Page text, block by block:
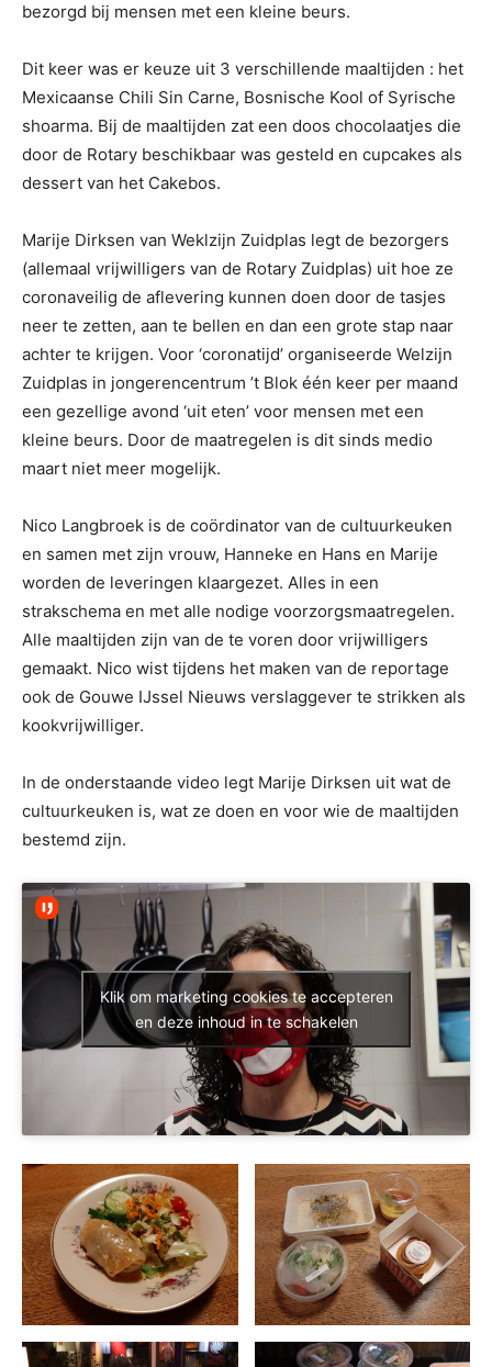
bezorgd bij mensen met een kleine beurs.
Dit keer was er keuze uit 3 verschillende maaltijden : het
Mexicaanse Chili Sin Carne, Bosnische Kool of Syrische
shoarma. Bij de maaltijden zat een doos chocolaatjes die
door de Rotary beschikbaar was gesteld en cupcakes als
dessert van het Cakebos.
Marije Dirksen van Weklzijn Zuidplas legt de bezorgers
(allemaal vrijwilligers van de Rotary Zuidplas) uit hoe ze
coronaveilig de aflevering kunnen doen door de tasjes
neer te zetten, aan te bellen en dan een grote stap naar
achter te krijgen. Voor ‘coronatijd’ organiseerde Welzijn
Zuidplas in jongerencentrum ’t Blok één keer per maand
een gezellige avond ‘uit eten’ voor mensen met een
kleine beurs. Door de maatregelen is dit sinds medio
maart niet meer mogelijk.
Nico Langbroek is de coördinator van de cultuurkeuken
en samen met zijn vrouw, Hanneke en Hans en Marije
worden de leveringen klaargezet. Alles in een
strakschema en met alle nodige voorzorgsmaatregelen.
Alle maaltijden zijn van de te voren door vrijwilligers
gemaakt. Nico wist tijdens het maken van de reportage
ook de Gouwe IJssel Nieuws verslaggever te strikken als
kookvrijwilliger.
In de onderstaande video legt Marije Dirksen uit wat de
cultuurkeuken is, wat ze doen en voor wie de maaltijden
bestemd zijn.
Klik om marketing cookies te accepteren
en deze inhoud in te schakelen